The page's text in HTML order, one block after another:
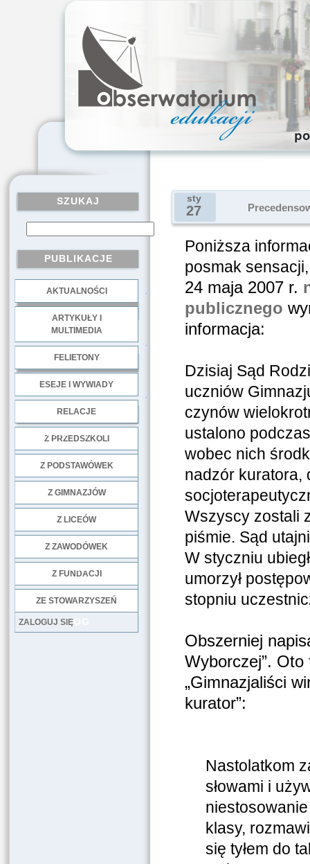
SZUKAJ
PUBLIKACJE
AKTUALNOŚCI
ARTYKUŁY I
MULTIMEDIA
FELIETONY
ESEJE I WYWIADY
RELACJE
Z PRZEDSZKOLI
Z PODSTAWÓWEK
Z GIMNAZJÓW
Z LICEÓW
Z ZAWODÓWEK
Z FUNDACJI
ZE STOWARZYSZEŃ
LOG
ZALOGUJ SIĘ
sty
27
Poniższa
posmak
24 maja 2007 r.
publicznego
informacja:
Dzisiaj Sąd
uczniów
czynów
ustalono
wobec nich
nadzór kuratora,
Wszyscy zostali
piśmie. Sąd
W styczniu
umorzył
stopniu
Obszerniej
Wyborczej”.
„Gimnazjaliści
kurator”:
Nastolatkom
słowami i
klasy,
się tyłem do